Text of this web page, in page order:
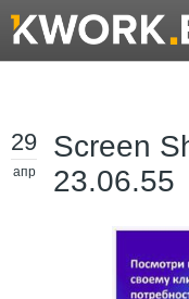
29
апр
Screen
23.06.55